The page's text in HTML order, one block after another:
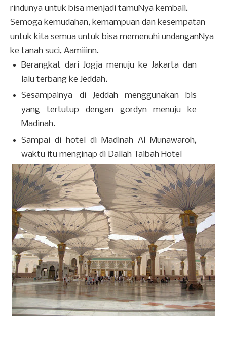
rindunya untuk bisa menjadi tamuNya kembali.
Semoga kemudahan, kemampuan dan kesempatan
untuk kita semua untuk bisa memenuhi undanganNya
ke tanah suci, Aamiiinn.
Berangkat dari Jogja menuju ke Jakarta dan
lalu terbang ke Jeddah.
Sesampainya di Jeddah menggunakan bis
yang tertutup dengan gordyn menuju ke
Madinah.
Sampai di hotel di Madinah Al Munawaroh,
waktu itu menginap di Dallah Taibah Hotel